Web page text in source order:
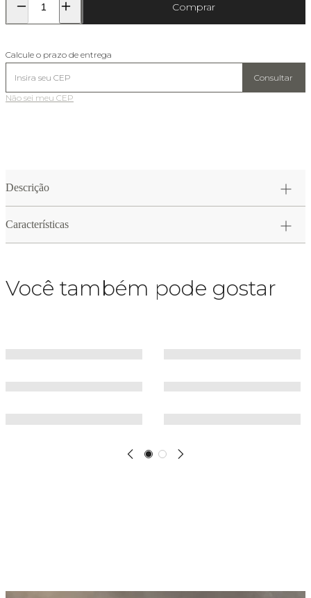
Comprar
Calcule o prazo de entrega
Consultar
Não sei meu CEP
Descrição
Características
Você também pode gostar